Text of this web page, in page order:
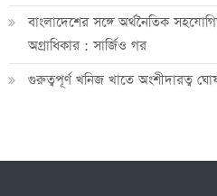
বাংলাদেশের সঙ্গে অর্থনৈতিক
অগ্রাধিকার : সার্জিও গর
গুরুত্বপূর্ণ খনিজ খাতে অংশীদারত্ব